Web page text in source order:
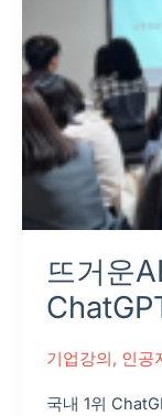
뜨거운
기업강의, 인공
국내 1위
강
보
험
공
단
ChatGPT
강
후
기